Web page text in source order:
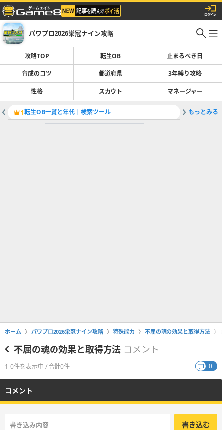
パワプロ2026栄冠ナイン攻略
攻略TOP 転生OB 止まるべき日
育成のコツ 都道府県 3年縛り攻略
性格 スカウト マネージャー
1転生OB一覧と年代｜検索ツール 2止まる
もっとみる
ホーム パワプロ2026栄冠ナイン攻略 特殊能力 不屈の魂の効果と取得方法
不屈の魂の効果と取得方法 コメント
1-0件を表示中 / 合計0件 0
コメント
書き込む